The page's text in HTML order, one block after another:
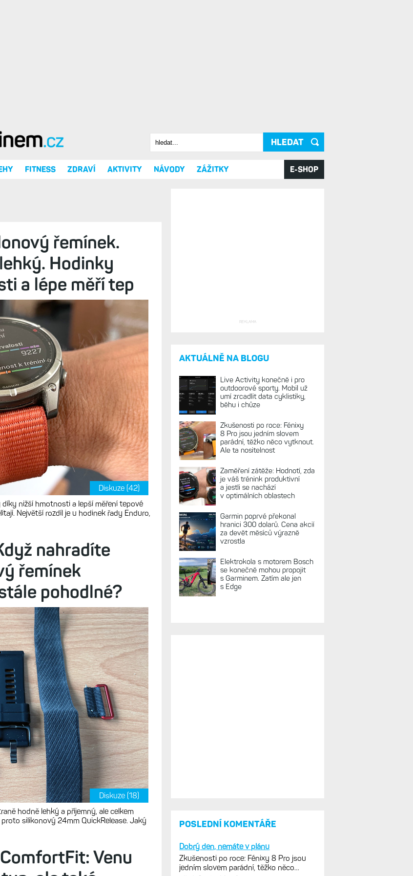
Vyhledávání
Hledat
FITNESS ZDRAVÍ AKTIVITY NÁVODY ZÁŽITKY E-SHOP
řemínek.
Hodinky
a lépe měří tep
Diskuze (42)
nižší hmotnosti a lepší měření tepové
Největší rozdíl je u hodinek řady Enduro,
nahradíte
řemínek
pohodlné?
Diskuze (18)
hodně lehký a příjemný, ale celkem
silikonový 24mm QuickRelease. Jaký
Venu
REKLAMA
AKTUÁLNĚ NA BLOGU
Live Activity konečně i pro
outdoorové sporty. Mobil už
umí zrcadlit data cyklistiky,
běhu i chůze
Zkušenosti po roce: Fénixy
8 Pro jsou jedním slovem
parádní, těžko něco vytknout.
Ale ta nositelnost
Zaměření zátěže: Hodnotí, zda
je váš trénink produktivní
a jestli se nachází
v optimálních oblastech
Garmin poprvé překonal
hranici 300 dolarů. Cena akcií
za devět měsíců výrazně
vzrostla
Elektrokola s motorem Bosch
se konečně mohou propojit
s Garminem. Zatím ale jen
s Edge
POSLEDNÍ KOMENTÁŘE
Dobrý den, nemáte v plánu
Zkušenosti po roce: Fénixy 8 Pro jsou
jedním slovem parádní, těžko něco